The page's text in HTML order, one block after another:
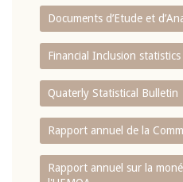
Documents d’Etude et
Financial Inclusion statistics
Quaterly Statistical Bulletin
Rapport annuel de la
Rapport annuel sur la